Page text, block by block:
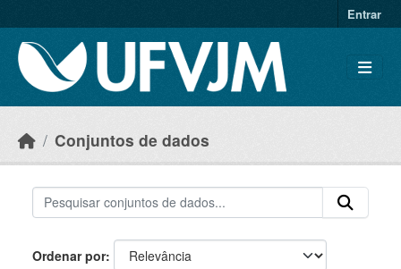
Entrar
Conjuntos de dados
Ordenar por